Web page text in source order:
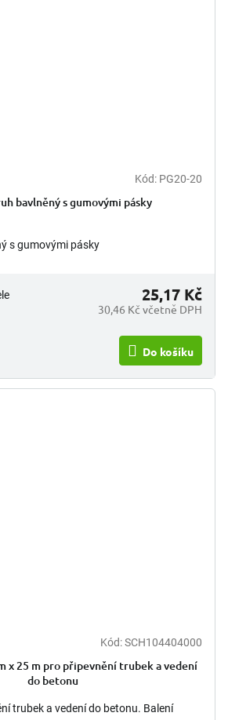
Kód: PG20-20
bavlněný s gumovými pásky
s gumovými pásky
30,46 Kč včetně DPH
25,17 Kč
Do košíku
Kód:SCH104404000
x 25 m pro připevnění trubek a vedení
do betonu
trubek a vedení do betonu. Balení